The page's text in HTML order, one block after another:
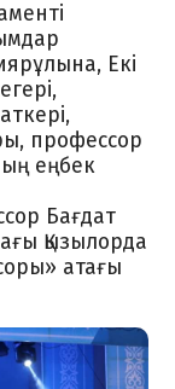
Екі
профессор
еңбек
Бағдат
Қызылорда
атағы